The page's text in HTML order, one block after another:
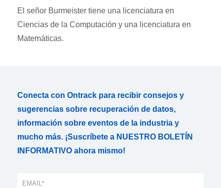
El señor Burmeister tiene una licenciatura en
Ciencias de la Computación y una licenciatura en
Matemáticas.
Conecta con Ontrack para recibir consejos y
sugerencias sobre recuperación de datos,
información sobre eventos de la industria y
mucho más. ¡Suscríbete a NUESTRO BOLETÍN
INFORMATIVO ahora mismo!